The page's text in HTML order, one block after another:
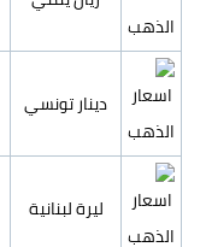
دينار تونسي
ليرة لبنانية